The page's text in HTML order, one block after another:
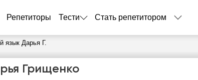
Репетиторы Тести Стать репетитором
язык Дарья Г.
Грищенко